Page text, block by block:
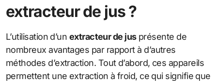
extracteur de jus ?
L’utilisation d’un extracteur de jusprésente de
nombreux avantages par rapport à d’autres
méthodes d’extraction. Tout d’abord, ces appareils
permettent une extraction à froid, ce qui signifie que